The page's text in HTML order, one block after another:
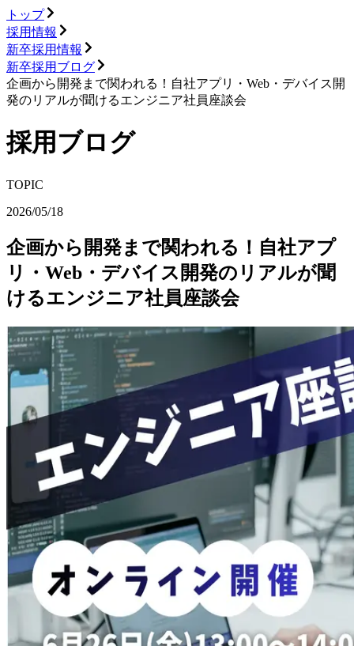
トップ
採用情報
新卒採用情報
新卒採用ブログ
企画から開発まで関われる！自社アプリ・Web・デバイス開
発のリアルが聞けるエンジニア社員座談会
採用ブログ
TOPIC
2026/05/18
企画から開発まで関われる！自社アプ
リ・Web・デバイス開発のリアルが聞
けるエンジニア社員座談会